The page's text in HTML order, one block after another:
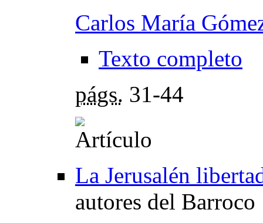
Carlos María
Texto completo
págs. 31-44
La Jerusalén
autores del Barroco